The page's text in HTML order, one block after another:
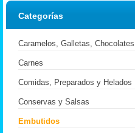
Categorías
Caramelos, Galletas,
Carnes
Comidas, Preparados y Helados
Conservas y Salsas
Embutidos